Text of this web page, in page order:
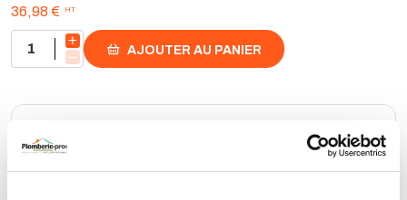
36,98 € HT
AJOUTER AU PANIER
En savoir plus